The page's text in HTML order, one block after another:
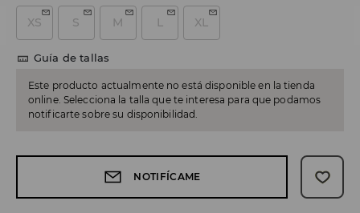
XS S M L XL
Guía de tallas
Este producto actualmente no está disponible en la tienda
online. Selecciona la talla que te interesa para que podamos
notificarte sobre su disponibilidad.
NOTIFÍCAME